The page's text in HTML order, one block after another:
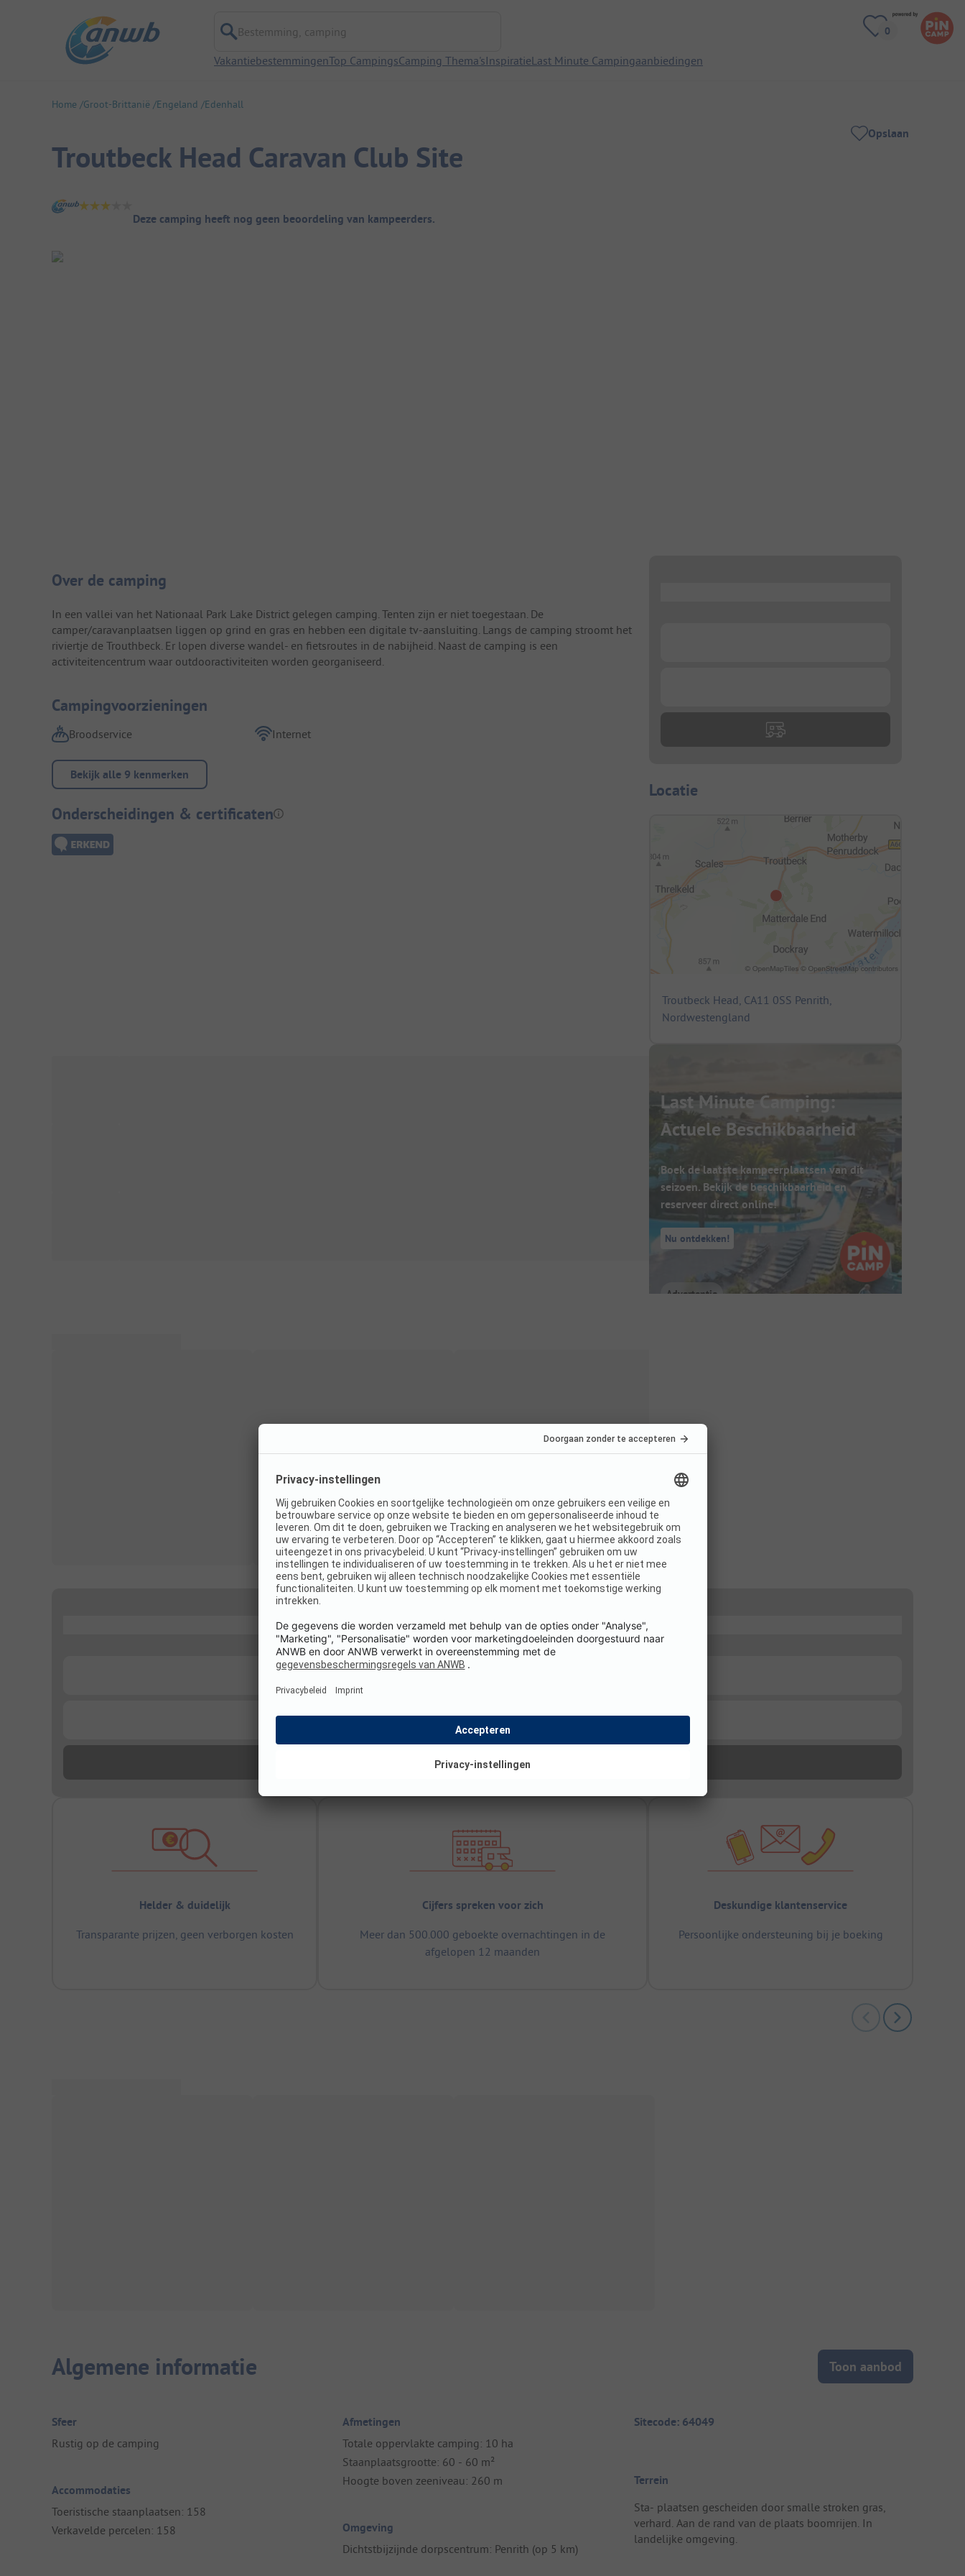
Bestemming, camping
VakantiebestemmingenTop CampingsCamping Thema'sInspiratieLast Minute Campingaanbiedingen
Home Groot-Brittanië Engeland Edenhall
Troutbeck Head Caravan Club Site
Opslaan
Camping overzicht
Deze camping heeft nog geen beoordeling van kampeerders.
Camping introductie
Over de camping
In een vallei van het Nationaal Park Lake District gelegen camping. Tenten zijn er niet toegestaan. De
camper/caravanplaatsen liggen op grind en gras en hebben een digitale tv-aansluiting. Langs de camping stroomt het
riviertje de Trouthbeck. Er lopen diverse wandel- en fietsroutes in de nabijheid. Naast de camping is een
activiteitencentrum waar outdooractiviteiten worden georganiseerd.
Campingvoorzieningen
Broodservice Internet
Bekijk alle 9 kenmerken
Onderscheidingen & certificaten
Locatie
Troutbeck Head, CA11 0SS Penrith,
Nordwestengland
Last Minute Camping:
Actuele Beschikbaarheid
Boek de laatste kampeerplaatsen van dit
seizoen. Bekijk de beschikbaarheid en
reserveer direct online!
Nu ontdekken!
Helder & duidelijk
Transparante prijzen, geen verborgen kosten
Cijfers spreken voor zich
Meer dan 500.000 geboekte overnachtingen in de
afgelopen 12 maanden
Deskundige klantenservice
Persoonlijke ondersteuning bij je boeking
Algemene informatie Toon aanbod
Sfeer
Rustig op de camping
Accommodaties
Toeristische staanplaatsen: 158
Verkavelde percelen: 158
Afmetingen
Totale oppervlakte camping: 10 ha
Staanplaatsgrootte: 60 - 60 m²
Hoogte boven zeeniveau: 260 m
Omgeving
Dichtstbijzijnde dorpscentrum: Penrith (op 5 km)
Sitecode: 64049
Terrein
Sta- plaatsen gescheiden door smalle stroken gras,
verhard. Aan de rand van de plaats boomrijen. In
landelijke omgeving.